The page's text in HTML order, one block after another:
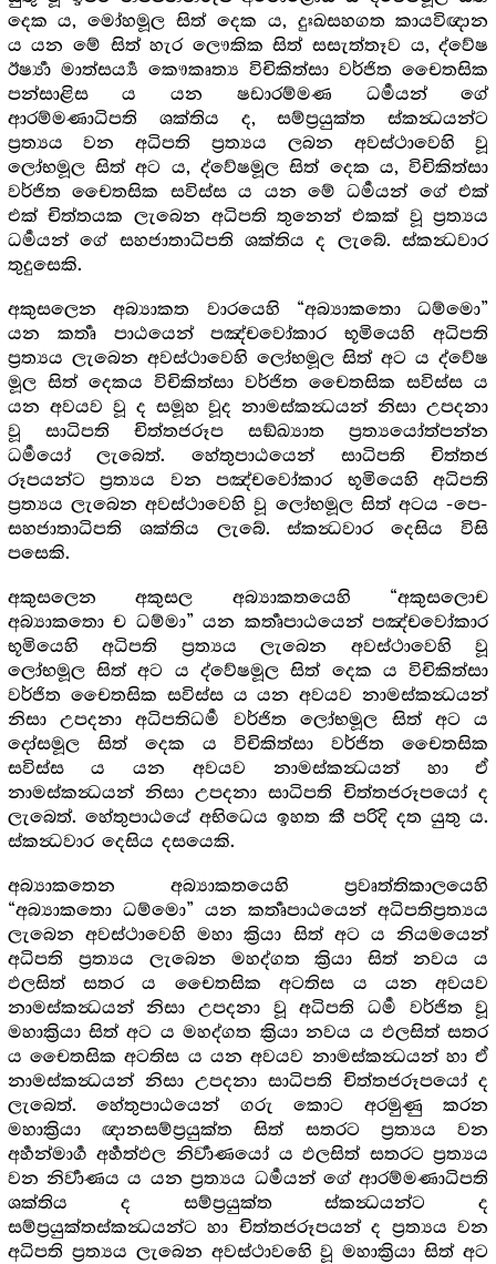
දෙක ය, මෝහමූල සිත් දෙක ය, දුඃඛසහගත කායවිඥාන
ය යන මේ සිත් හැර ලෞකික සිත් සසැත්තෑව ය, ද්වේෂ
ඊර්‍ෂ්‍යා මාත්සර්‍ය්‍ය කෞකෘත්‍ය විචිකිත්සා වර්ජිත චෛතසික
පන්සාළිස ය යන ෂඩාරම්මණ ධර්‍මයන් ගේ
ආරම්මණාධිපති ශක්තිය ද, සම්ප්‍රයුක්ත ස්කන්‍ධයන්ට
ප්‍රත්‍යය වන අධිපති ප්‍රත්‍යය ලබන අවස්ථාවෙහි වූ
ලෝභමූල සිත් අට ය, ද්වේෂමූල සිත් දෙක ය, විචිකිත්සා
වර්ජිත චෛතසික සවිස්ස ය යන මේ ධර්‍මයන් ගේ එක්
එක් චිත්තයක ලැබෙන අධිපති තුනෙන් එකක් වූ ප්‍රත්‍යය
ධර්‍මයන් ගේ සහජාතාධිපති ශක්තිය ද ලැබේ. ස්කන්‍ධවාර
තුදුසෙකි.
අකුසලෙන අබ්‍යාකත වාරයෙහි “අබ්‍යාකතො ධම්මො”
යන කර්‍තෘ පාඨයෙන් පඤ්චවෝකාර භූමියෙහි අධිපති
ප්‍රත්‍යය ලැබෙන අවස්ථාවෙහි ලෝභමූල සිත් අට ය ද්වේෂ
මූල සිත් දෙකය විචිකිත්සා වර්ජිත චෛතසික සවිස්ස ය
යන අවයව වූ ද සමූහ වූද නාමස්කන්‍ධයන් නිසා උපදනා
වූ සාධිපති චිත්තජරූප සඞ්ඛ්‍යාත ප්‍රත්‍යයෝත්පන්න
ධර්‍මයෝ ලැබෙත්. හේතුපාඨයෙන් සාධිපති චිත්තජ
රූපයන්ට ප්‍රත්‍යය වන පඤ්චවෝකාර භූමියෙහි අධිපති
ප්‍රත්‍යය ලැබෙන අවස්ථාවෙහි වූ ලෝභමූල සිත් අටය -පෙ-
සහජාතාධිපති ශක්තිය ලැබේ. ස්කන්‍ධවාර දෙසිය විසි
පසෙකි.
අකුසලෙන අකුසල අබ්‍යාකතයෙහි “අකුසලොච
අබ්‍යාකතො ච ධම්මා” යන කර්‍තෘපාඨයෙන් පඤ්චවෝකාර
භූමියෙහි අධිපති ප්‍රත්‍යය ලැබෙන අවස්ථාවෙහි වූ
ලෝභමූල සිත් අට ය ද්වේෂමූල සිත් දෙක ය විචිකිත්සා
වර්ජිත චෛතසික සවිස්ස ය යන අවයව නාමස්කන්‍ධයන්
නිසා උපදනා අධිපතිධර්‍ම වර්ජිත ලෝභමූල සිත් අට ය
දෝසමූල සිත් දෙක ය විචිකිත්සා වර්ජිත චෛතසික
සවිස්ස ය යන අවයව නාමස්කන්‍ධයන් හා ඒ
නාමස්කන්‍ධයන් නිසා උපදනා සාධිපති චිත්තජරූපයෝ ද
ලැබෙත්. හේතුපාඨයේ අභිධෙය ඉහත කී පරිදි දත යුතු ය.
ස්කන්‍ධවාර දෙසිය දසයෙකි.
අබ්‍යාකතෙන අබ්‍යාකතයෙහි ප්‍රවෘත්තිකාලයෙහි
“අබ්‍යාකතො ධම්මො” යන කර්‍තෘපාඨයෙන් අධිපතිප්‍රත්‍යය
ලැබෙන අවස්ථාවෙහි මහා ක්‍රියා සිත් අට ය නියමයෙන්
අධිපති ප්‍රත්‍යය ලැබෙන මහද්ගත ක්‍රියා සිත් නවය ය
ඵලසිත් සතර ය චෛතසික අටතිස ය යන අවයව
නාමස්කන්‍ධයන් නිසා උපදනා වූ අධිපති ධර්‍ම වර්ජිත වූ
මහාක්‍රියා සිත් අට ය මහද්ගත ක්‍රියා නවය ය ඵලසිත් සතර
ය චෛතසික අටතිස ය යන අවයව නාමස්කන්‍ධයන් හා ඒ
නාමස්කන්‍ධයන් නිසා උපදනා සාධිපති චිත්තජරූපයෝ ද
ලැබෙත්. හේතුපාඨයෙන් ගරු කොට අරමුණු කරන
මහාක්‍රියා ඥානසම්ප්‍රයුක්ත සිත් සතරට ප්‍රත්‍යය වන
අර්‍හන්මාර්‍ග අර්‍හත්ඵල නිර්‍වාණයෝ ය ඵලසිත් සතරට ප්‍රත්‍යය
වන නිර්‍වාණය ය යන ප්‍රත්‍යය ධර්‍මයන් ගේ ආරම්මණාධිපති
ශක්තිය ද සම්ප්‍රයුක්ත ස්කන්‍ධයන්ට ද
සම්ප්‍රයුක්තස්කන්‍ධයන්ට හා චිත්තජරූපයන් ද ප්‍රත්‍යය වන
අධිපති ප්‍රත්‍යය ලැබෙන අවස්ථාවහෙි වූ මහාක්‍රියා සිත් අට